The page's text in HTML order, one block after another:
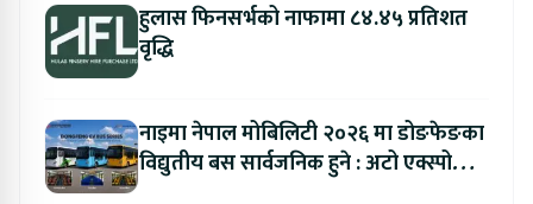
हुलास फिनसर्भको नाफामा ८४.४५ प्रतिशत
वृद्धि
नाइमा नेपाल मोबिलिटी २०२६ मा डोङफेङका
विद्युतीय बस सार्वजनिक हुने : अटो एक्स्पोमा